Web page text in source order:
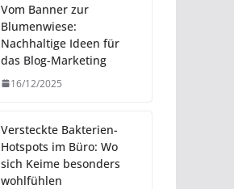
Vom Banner zur
Blumenwiese:
Nachhaltige Ideen für
das Blog-Marketing
16/12/2025
Versteckte Bakterien-
Hotspots im Büro: Wo
sich Keime besonders
wohlfühlen